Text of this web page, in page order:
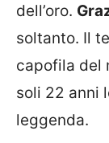
dell’oro.
soltanto. Il
capofila del
soli 22 anni
leggenda.